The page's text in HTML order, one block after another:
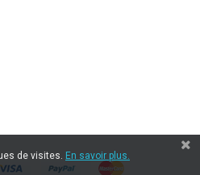
de visites. En savoir plus.